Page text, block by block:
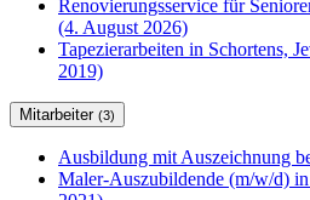
Renovierungsservice für
(4. August 2026)
Tapezierarbeiten in Schortens,
2019)
Mitarbeiter (3)
Ausbildung mit Auszeichnung
Maler-Auszubildende (m/w/d) in